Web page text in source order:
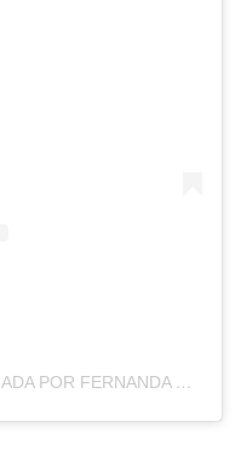
UMA PUBLICAÇÃO COMPARTILHADA POR FERNANDA KEULLA (@FERNANDAKEULLA)